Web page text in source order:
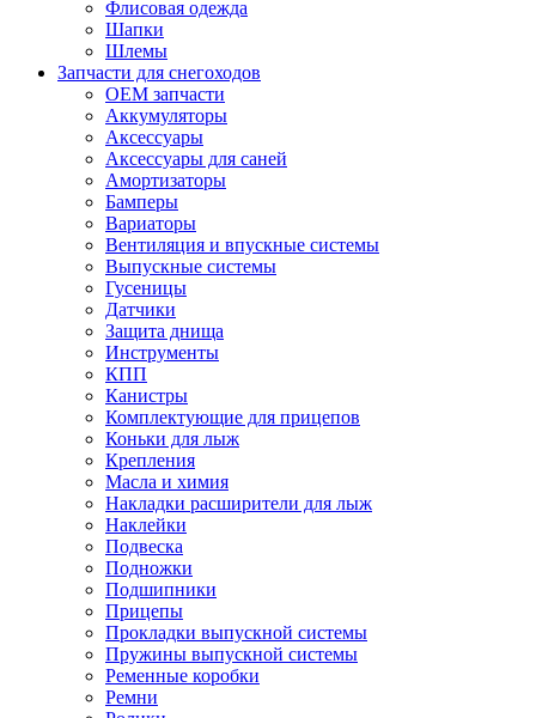
Флисовая одежда
Шапки
Шлемы
Запчасти для снегоходов
OEM запчасти
Аккумуляторы
Аксессуары
Аксессуары для саней
Амортизаторы
Бамперы
Вариаторы
Вентиляция и впускные системы
Выпускные системы
Гусеницы
Датчики
Защита днища
Инструменты
КПП
Канистры
Комплектующие для прицепов
Коньки для лыж
Крепления
Масла и химия
Накладки расширители для лыж
Наклейки
Подвеска
Подножки
Подшипники
Прицепы
Прокладки выпускной системы
Пружины выпускной системы
Ременные коробки
Ремни